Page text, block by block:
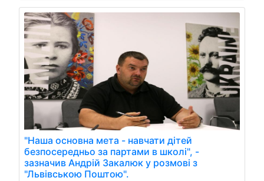
"Наша основна мета - навчати дітей
безпосередньо за партами в школі", -
зазначив Андрій Закалюк у розмові з
"Львівською Поштою".